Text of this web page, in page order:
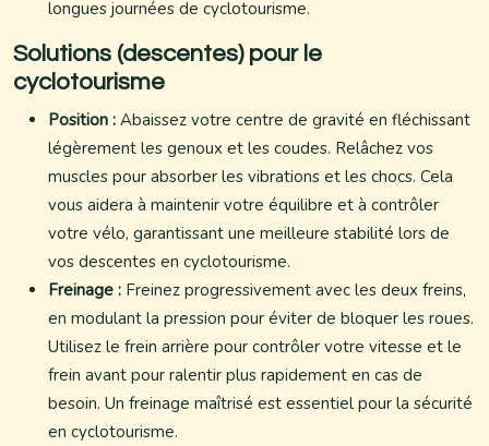
longues journées de cyclotourisme.
Solutions (descentes) pour le
cyclotourisme
Position : Abaissez votre centre de gravité en fléchissant
légèrement les genoux et les coudes. Relâchez vos
muscles pour absorber les vibrations et les chocs. Cela
vous aidera à maintenir votre équilibre et à contrôler
votre vélo, garantissant une meilleure stabilité lors de
vos descentes en cyclotourisme.
Freinage : Freinez progressivement avec les deux freins,
en modulant la pression pour éviter de bloquer les roues.
Utilisez le frein arrière pour contrôler votre vitesse et le
frein avant pour ralentir plus rapidement en cas de
besoin. Un freinage maîtrisé est essentiel pour la sécurité
en cyclotourisme.